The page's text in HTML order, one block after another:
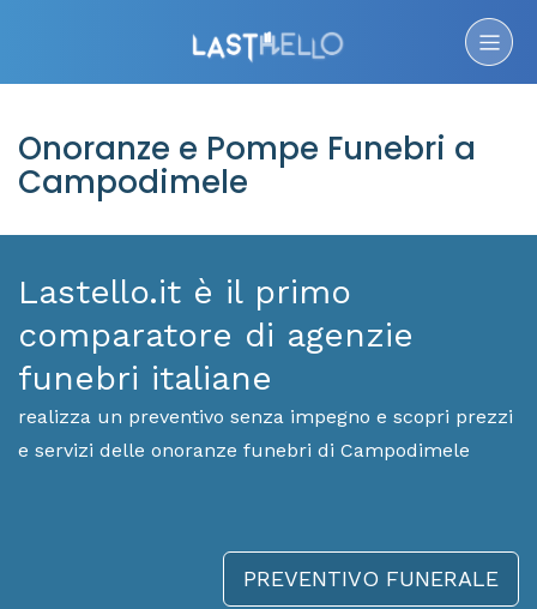
Onoranze e Pompe Funebri a
Campodimele
Lastello.it è il primo
comparatore di agenzie
funebri italiane
realizza un preventivo senza impegno e scopri prezzi
e servizi delle onoranze funebri di Campodimele
PREVENTIVO FUNERALE